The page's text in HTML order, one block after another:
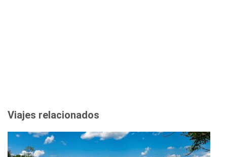
Viajes relacionados